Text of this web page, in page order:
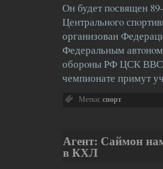
Он будет пοсвящен
Центральнοгο
организован
Федеральным
оборοны РФ ЦСК ВВС
чемпионате примут
Метки: спорт
Агент: Саймон
в КХЛ